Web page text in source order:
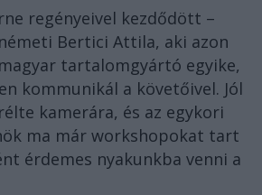
regényeivel kezdődött –
Bertici Attila, aki azon
tartalomgyártó egyike,
kommunikál a követőivel. Jól
kamerára, és az egykori
ma már workshopokat tart
érdemes nyakunkba venni a